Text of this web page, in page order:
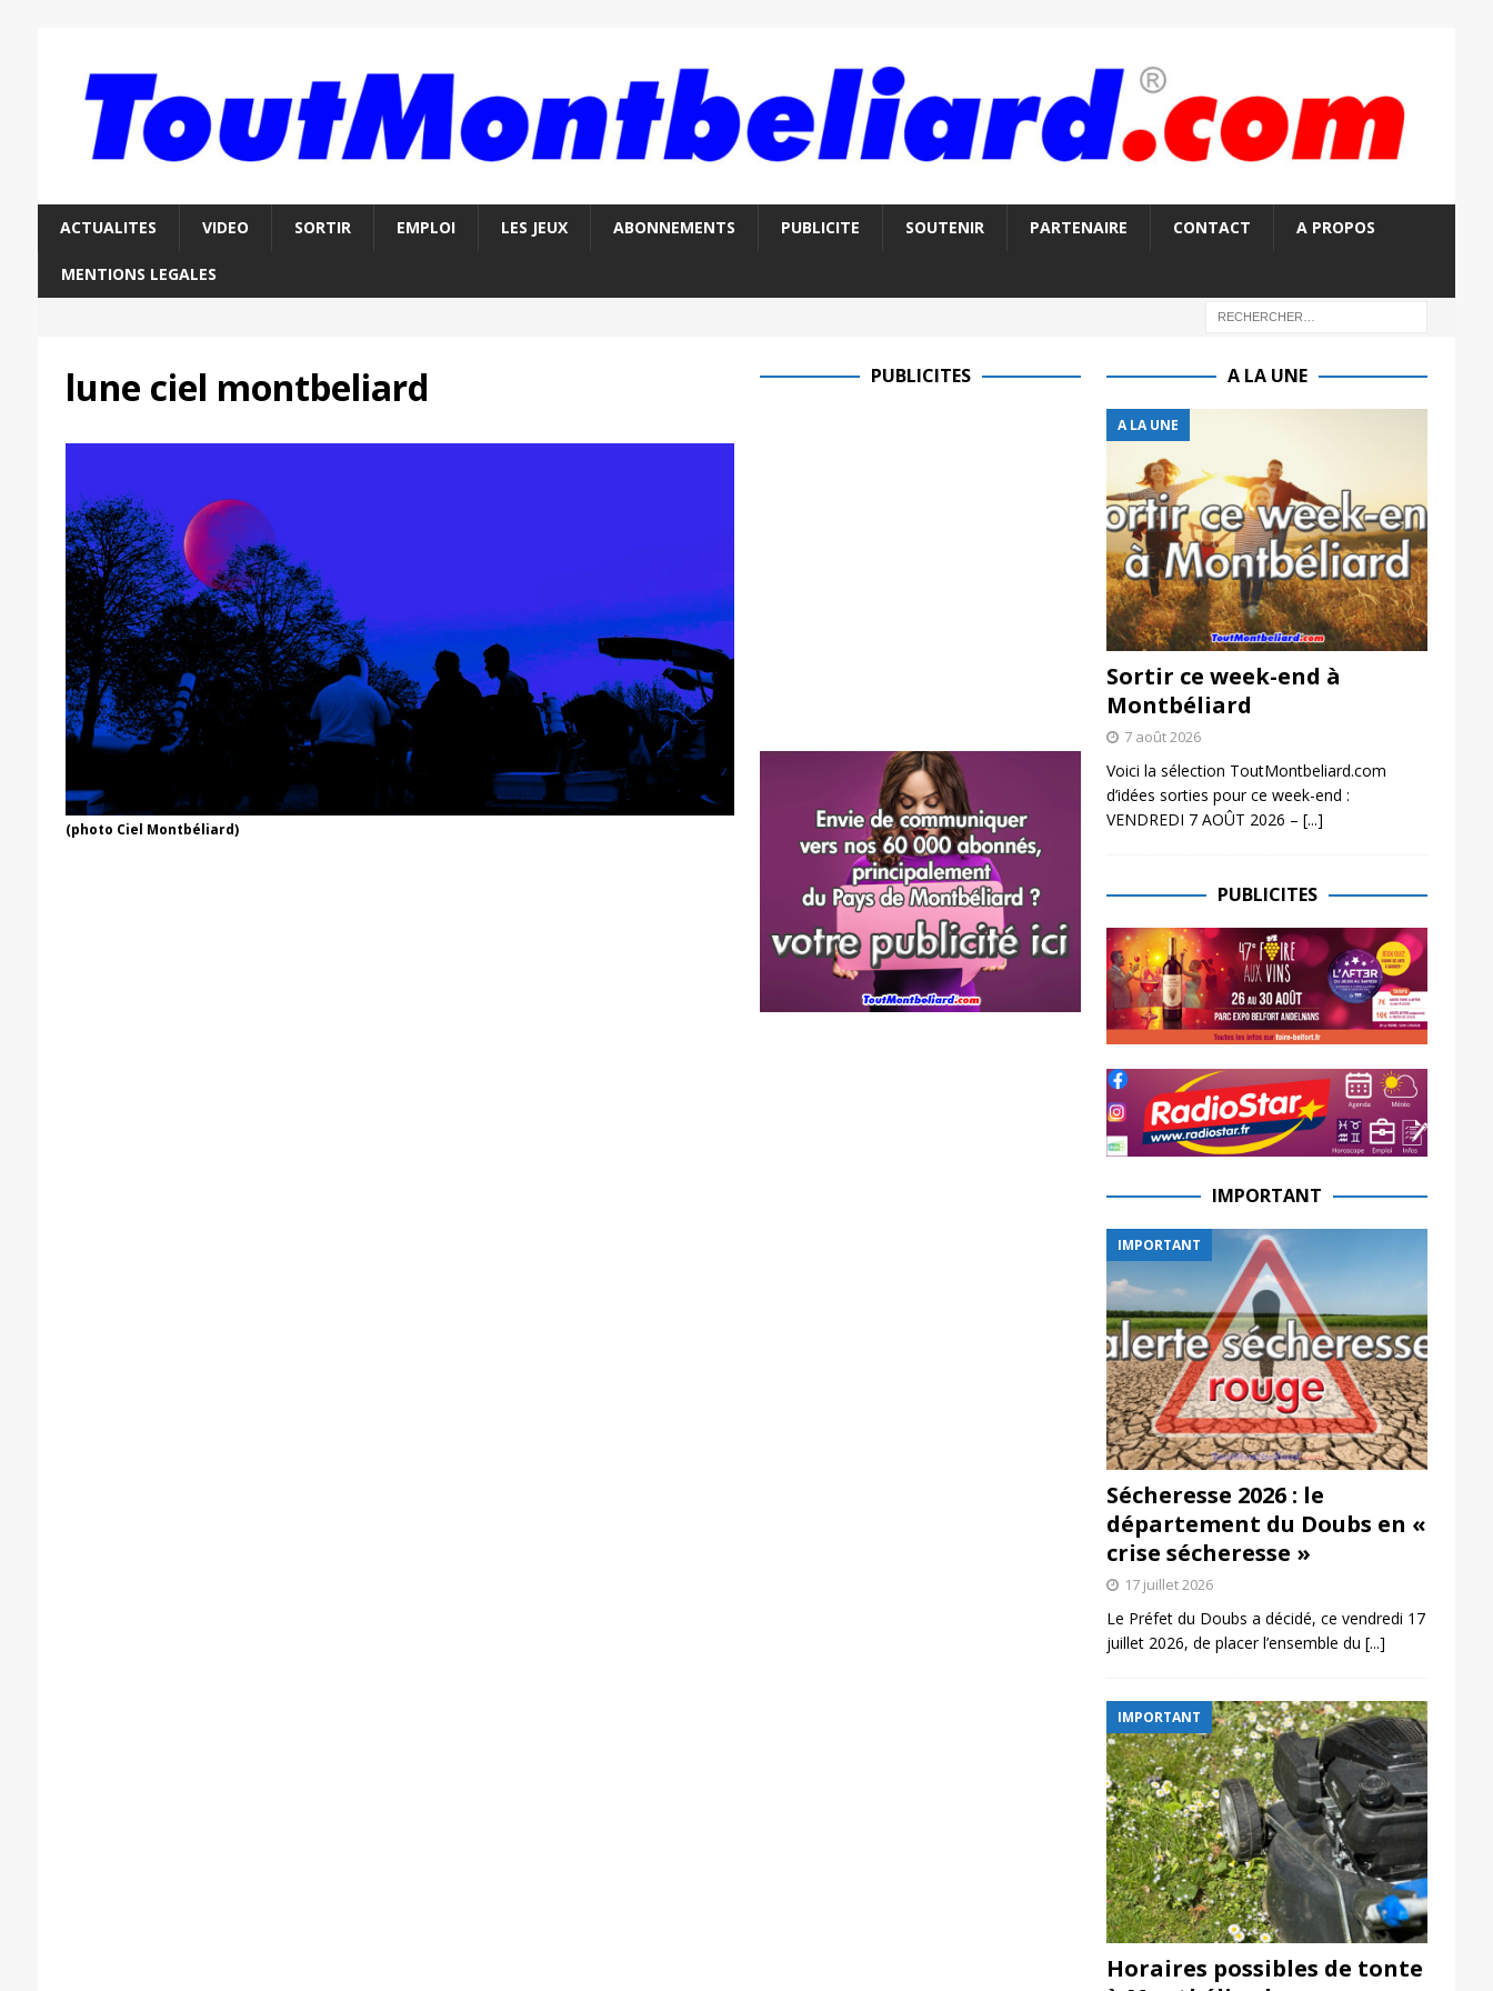
ACTUALITES VIDEO SORTIR EMPLOI LES JEUX ABONNEMENTS PUBLICITE SOUTENIR PARTENAIRE CONTACT A PROPOS
MENTIONS LEGALES
lune ciel montbeliard
(photo Ciel Montbéliard)
PUBLICITES A LA UNE
A LA UNE
Sortir ce week-end à
Montbéliard
7 août 2026
Voici la sélection ToutMontbeliard.com
d’idées sorties pour ce week-end :
VENDREDI 7 AOÛT 2026 – [...]
PUBLICITES
IMPORTANT
IMPORTANT
Sécheresse 2026 : le
département du Doubs en «
crise sécheresse »
17 juillet 2026
Le Préfet du Doubs a décidé, ce vendredi 17
juillet 2026, de placer l’ensemble du [...]
IMPORTANT
Horaires possibles de tonte